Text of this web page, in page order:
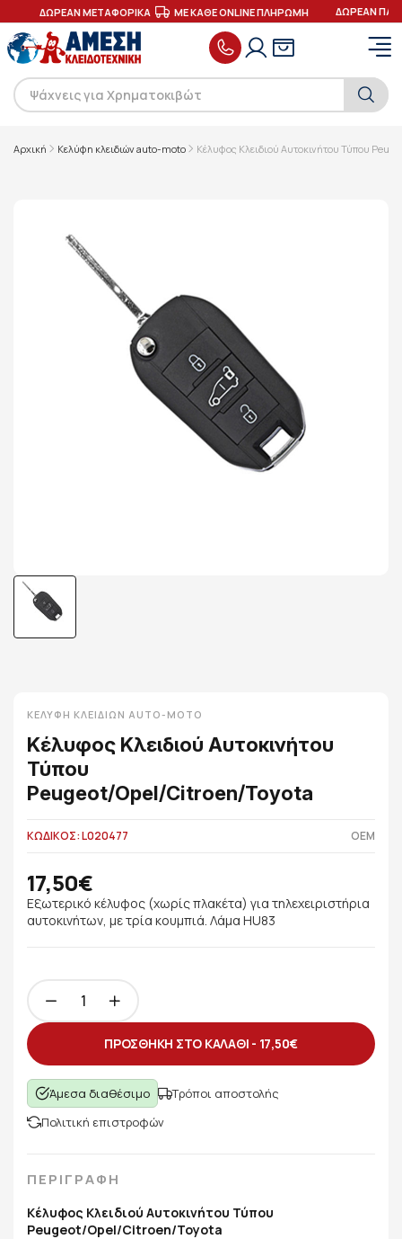
ΔΩΡΕΑΝ ΜΕΤΑΦΟΡΙΚΑ ΜΕ ΚΑΘΕ ONLINE ΠΛΗΡΩΜΗ ΔΩΡΕΑΝ
Αρχική Κελύφη κλειδιών auto-moto Κέλυφος Κλειδιού Αυτοκινήτου Τύπου
ΚΕΛΎΦΗ ΚΛΕΙΔΙΏΝ AUTO-MOTO
Κέλυφος Κλειδιού Αυτοκινήτου
Τύπου
Peugeot/Opel/Citroen/Toyota
ΚΩΔΙΚΟΣ: L020477 OEM
17,50€
Εξωτερικό κέλυφος (χωρίς πλακέτα) για τηλεχειριστήρια
αυτοκινήτων, με τρία κουμπιά. Λάμα HU83
ΠΡΟΣΘΗΚΗ ΣΤΟ ΚΑΛΑΘΙ - 17,50€
Άμεσα διαθέσιμο
Τρόποι αποστολής
Πολιτική επιστροφών
ΠΕΡΙΓΡΑΦΗ
Κέλυφος Κλειδιού Αυτοκινήτου Τύπου
Peugeot/Opel/Citroen/Toyota